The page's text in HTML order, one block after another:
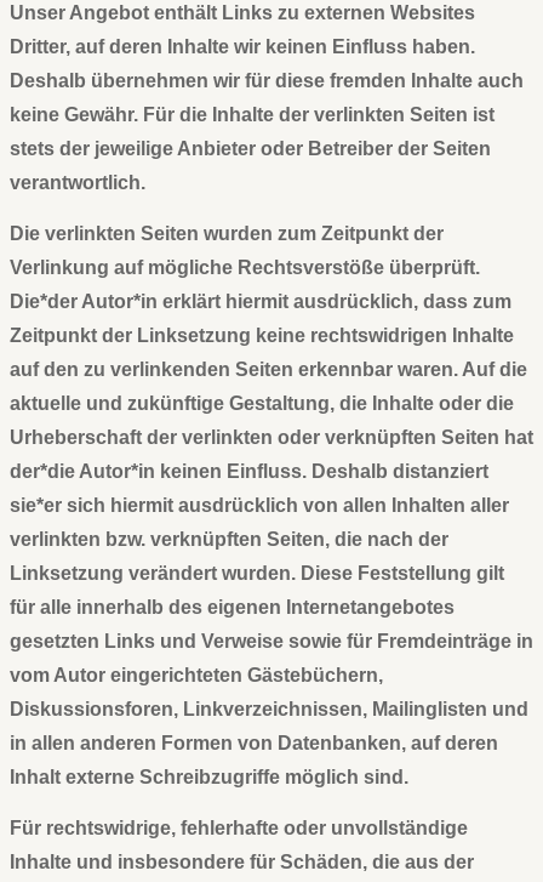
Unser Angebot enthält Links zu externen Websites
Dritter, auf deren Inhalte wir keinen Einfluss haben.
Deshalb übernehmen wir für diese fremden Inhalte auch
keine Gewähr. Für die Inhalte der verlinkten Seiten ist
stets der jeweilige Anbieter oder Betreiber der Seiten
verantwortlich.
Die verlinkten Seiten wurden zum Zeitpunkt der
Verlinkung auf mögliche Rechtsverstöße überprüft.
Die*der Autor*in erklärt hiermit ausdrücklich, dass zum
Zeitpunkt der Linksetzung keine rechtswidrigen Inhalte
auf den zu verlinkenden Seiten erkennbar waren. Auf die
aktuelle und zukünftige Gestaltung, die Inhalte oder die
Urheberschaft der verlinkten oder verknüpften Seiten hat
der*die Autor*in keinen Einfluss. Deshalb distanziert
sie*er sich hiermit ausdrücklich von allen Inhalten aller
verlinkten bzw. verknüpften Seiten, die nach der
Linksetzung verändert wurden. Diese Feststellung gilt
für alle innerhalb des eigenen Internetangebotes
gesetzten Links und Verweise sowie für Fremdeinträge in
vom Autor eingerichteten Gästebüchern,
Diskussionsforen, Linkverzeichnissen, Mailinglisten und
in allen anderen Formen von Datenbanken, auf deren
Inhalt externe Schreibzugriffe möglich sind.
Für rechtswidrige, fehlerhafte oder unvollständige
Inhalte und insbesondere für Schäden, die aus der